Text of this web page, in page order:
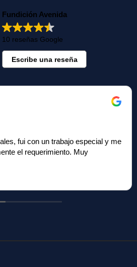
Fundición Avenida
10 reseñas Google
Escribe una reseña
fui con un trabajo especial y me
el requerimiento. Muy